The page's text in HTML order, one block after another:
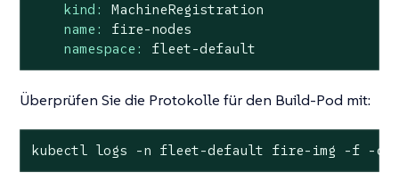
kind:
MachineRegistration
name:
fire-nodes
namespace:
fleet-default
Überprüfen Sie die Protokolle für den Build-Pod mit:
kubectl logs -n fleet-default fire-img -f -c